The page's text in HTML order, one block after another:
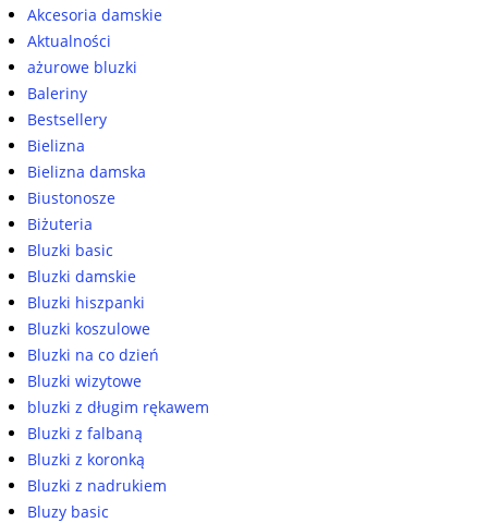
Akcesoria damskie
Aktualności
ażurowe bluzki
Baleriny
Bestsellery
Bielizna
Bielizna damska
Biustonosze
Biżuteria
Bluzki basic
Bluzki damskie
Bluzki hiszpanki
Bluzki koszulowe
Bluzki na co dzień
Bluzki wizytowe
bluzki z długim rękawem
Bluzki z falbaną
Bluzki z koronką
Bluzki z nadrukiem
Bluzy basic